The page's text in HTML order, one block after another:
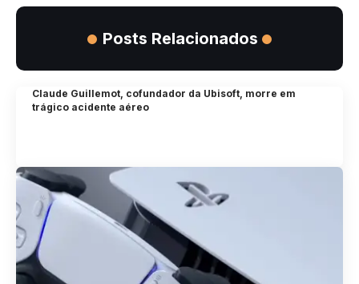
Posts Relacionados
Claude Guillemot, cofundador da Ubisoft, morre em
trágico acidente aéreo